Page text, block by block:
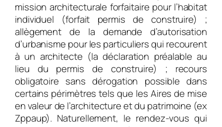
mission architecturale forfaitaire pour l’habitat
individuel (forfait permis de construire) ;
allègement de la demande d’autorisation
d’urbanisme pour les particuliers qui recourent
à un architecte (la déclaration préalable au
lieu du permis de construire) ; recours
obligatoire sans dérogation possible dans
certains périmètres tels que les Aires de mise
en valeur de l’architecture et du patrimoine (ex
Zppaup). Naturellement, le rendez-vous qui